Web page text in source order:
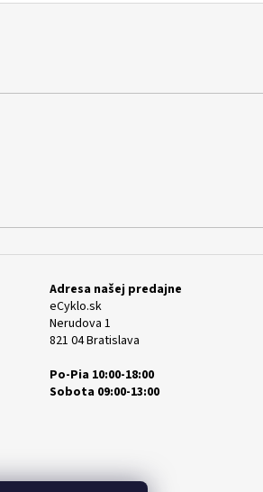
Adresa našej predajne
eCyklo.sk
Nerudova 1
821 04 Bratislava
Po-Pia 10:00-18:00
Sobota 09:00-13:00